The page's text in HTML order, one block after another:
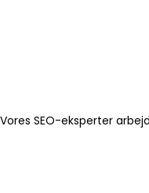
SEO-eksperter